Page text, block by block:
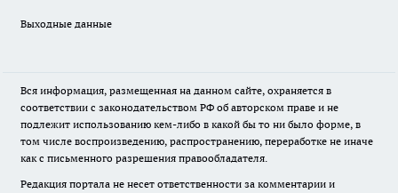
Выходные данные
Вся информация, размещенная на данном сайте, охраняется в
соответствии с законодательством РФ об авторском праве и не
подлежит использованию кем-либо в какой бы то ни было форме, в
том числе воспроизведению, распространению, переработке не иначе
как с письменного разрешения правообладателя.
Редакция портала не несет ответственности за комментарии и